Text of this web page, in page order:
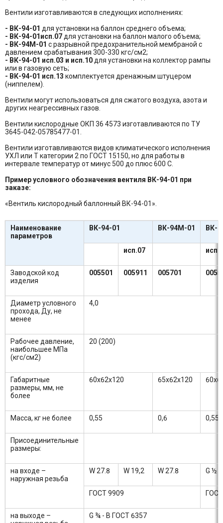
Вентили изготавливаются в следующих исполнениях:
- ВК-94-01 для установки на баллон среднего объема;
- ВК-94-01исп.07для установки на баллон малого объема;
- ВК-94М-01 с разрывной предохранительной мембраной c
давлением срабатывания 300-330 кгс/см2;
- ВК-94-01 исп.03 и исп.10для установки на коллектор рампы
или в газовую сеть;
- ВК-94-01 исп.13 комплектуется дренажным штуцером
(ниппелем).
Вентили могут использоваться для сжатого воздуха, азота и
других неагрессивных газов.
Вентили кислородные ОКП 36 4573 изготавливаются по ТУ
3645-042-05785477-01.
Вентили изготавливаются видов климатического исполнения
УХЛ или Т категории 2 по ГОСТ 15150, но для работы в
интервале температур от минус 500 до плюс 600 С.
Пример условного обозначения вентиля ВК-94-01 при
заказе:
«Вентиль кислородный баллонный ВК-94-01».
Наименование
параметров
ВК-94-01 ВК-94М-01 ВК-
исп.07
Заводской код
изделия
005501 005911 005701
Диаметр условного
прохода, Ду, не
менее
4,0
Рабочее давление,
наибольшее МПа
(кгс/см2)
20 (200)
Габаритные
размеры, мм, не
более
60х62х120 65х62х120
Масса, кг не более 0,55 0,6 0,55
Присоединительные
размеры:
на входе –
наружная резьба
W 27.8 W 19,2 W 27.8 G ½ -
ГОСТ 9909
на выходе –
G ¾ - В ГОСТ 6357